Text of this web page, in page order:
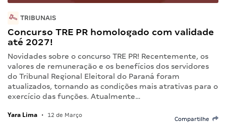
TRIBUNAIS
Concurso TRE PR homologado com validade
até 2027!
Novidades sobre o concurso TRE PR! Recentemente, os
valores de remuneração e os benefícios dos servidores
do Tribunal Regional Eleitoral do Paraná foram
atualizados, tornando as condições mais atrativas para o
exercício das funções. Atualmente…
Yara Lima • 12 de Março
Compartilhe